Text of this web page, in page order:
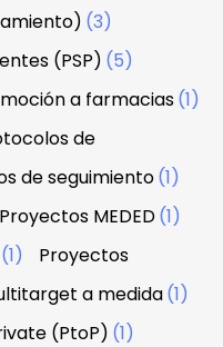
(3)
(PSP) (5)
a farmacias(1)
de
de seguimiento(1)
Proyectos MEDED(1)
(1)
Proyectos
a medida(1)
(PtoP) (1)